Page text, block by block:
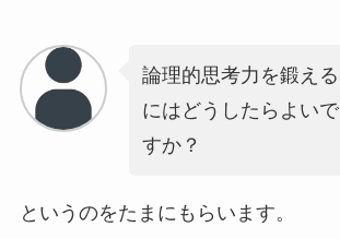
論理的思考力を鍛える
にはどうしたらよいで
すか？
というのをたまにもらいます。